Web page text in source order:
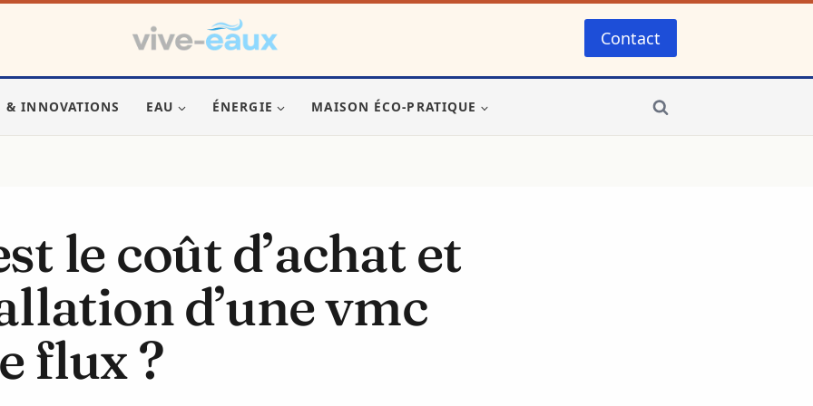
Contact
& INNOVATIONS EAU ÉNERGIE MAISON ÉCO-PRATIQUE
le coût d’achat et
d’une vmc
flux ?